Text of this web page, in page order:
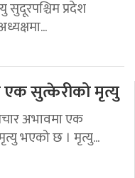
सुदूरपश्चिम प्रदेश
सुत्केरीको मृत्यु
अभावमा एक
भएको छ । मृत्यु...